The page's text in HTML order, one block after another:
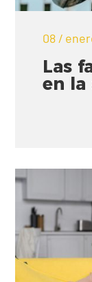
08 /
Las
en la